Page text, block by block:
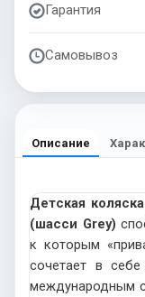
Гарантия
Самовывоз
Описание
Детская
(шасси Grey)
к которым
сочетает в
международным